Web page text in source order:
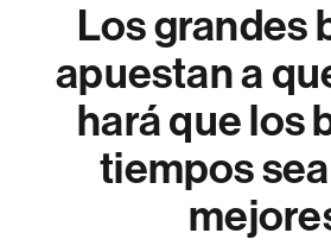
Los grandes
apuestan a
hará que los
tiempos